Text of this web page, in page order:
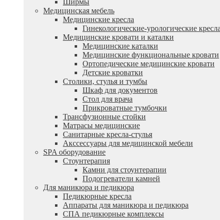
Ширмы
Медицинская мебель
Медицинские кресла
Гинекологические-урологические
Медицинские кровати и каталки
Медицинские каталки
Медицинские функциональные кровати
Ортопедические медицинские кровати
Детские кроватки
Столики, стулья и тумбы
Шкаф для документов
Стол для врача
Прикроватные тумбочки
Трансфузионные стойки
Матрасы медицинские
Санитарные кресла-стулья
Акссессуары для медицинской мебели
SPA оборудование
Стоунтерапия
Камни для стоунтерапии
Подогреватели камней
Для маникюра и педикюра
Педикюрные кресла
Аппараты для маникюра и педикюра
СПА педикюрные комплексы